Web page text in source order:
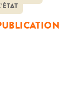
du droit